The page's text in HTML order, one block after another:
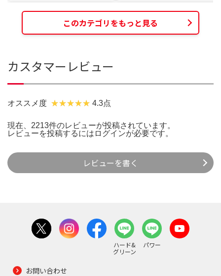
このカテゴリをもっと見る
カスタマーレビュー
オススメ度 4.3点
現在、2213件のレビューが投稿されています。
レビューを投稿するには ログインが必要です。
レビューを書く
ハード&
グリーン
パワー
お問い合わせ